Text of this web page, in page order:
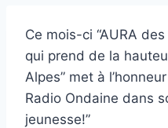
Ce mois-ci “AURA
qui prend de la
Alpes” met à
Radio Ondaine dans
jeunesse!”